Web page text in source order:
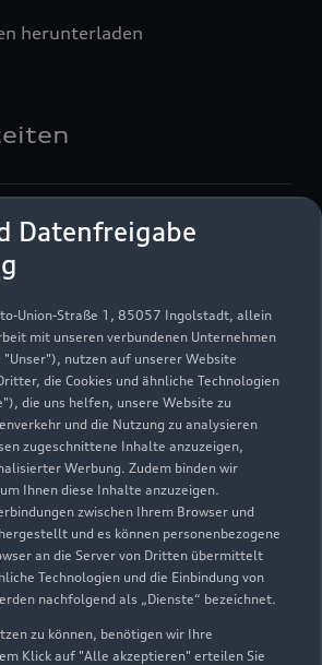
Datenfreigabe
Union-Straße 1, 85057 Ingolstadt, allein
mit unseren verbundenen Unternehmen
nutzen auf unserer Website
die Cookies und ähnliche Technologien
die uns helfen, unsere Website zu
und die Nutzung zu analysieren
zugeschnittene Inhalte anzuzeigen,
Werbung. Zudem binden wir
Ihnen diese Inhalte anzuzeigen.
zwischen Ihrem Browser und
und es können personenbezogene
an die Server von Dritten übermittelt
Technologien und die Einbindung von
nachfolgend als „Dienste“ bezeichnet.
zu können, benötigen wir Ihre
Klick auf "Alle akzeptieren" erteilen Sie
herunterladen
18:00
17:00
17:00